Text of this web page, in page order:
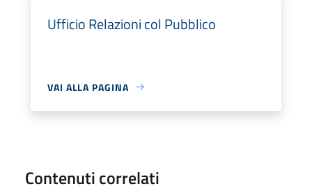
Ufficio Relazioni col Pubblico
VAI ALLA PAGINA
Contenuti correlati